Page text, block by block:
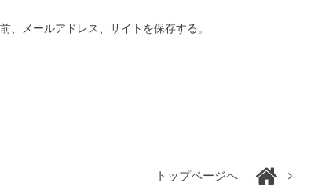
、メールアドレス、サイトを保存する。
トップページへ